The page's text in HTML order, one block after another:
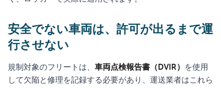
安全でない車両は、許可が出るまで運
行させない
規制対象のフリートは、 車両点検報告書（DVIR）
を使用
して欠陥と修理を記録する必要があり、運送業者はこれら